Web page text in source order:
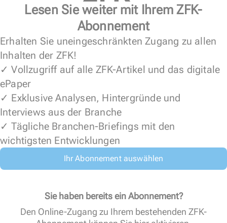
Lesen Sie weiter mit Ihrem ZFK-
Abonnement
Erhalten Sie uneingeschränkten Zugang zu allen
Inhalten der ZFK!
✓ Vollzugriff auf alle ZFK-Artikel und das digitale
ePaper
✓ Exklusive Analysen, Hintergründe und
Interviews aus der Branche
✓ Tägliche Branchen-Briefings mit den
wichtigsten Entwicklungen
Ihr Abonnement auswählen
Sie haben bereits ein Abonnement?
Den Online-Zugang zu Ihrem bestehenden ZFK-